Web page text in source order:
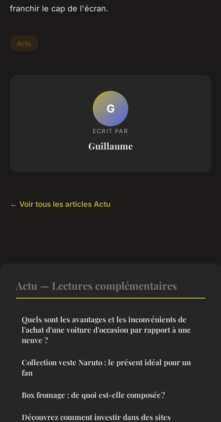
franchir le cap de l'écran.
Actu
G
ECRIT PAR
Guillaume
← Voir tous les articles Actu
Actu — Lectures complémentaires
Quels sont les avantages et les inconvénients de
l'achat d'une voiture d'occasion par rapport à une
neuve ?
Collection veste Naruto : le présent idéal pour un
fan
Box fromage : de quoi est-elle composée ?
Découvrez comment investir dans des sites